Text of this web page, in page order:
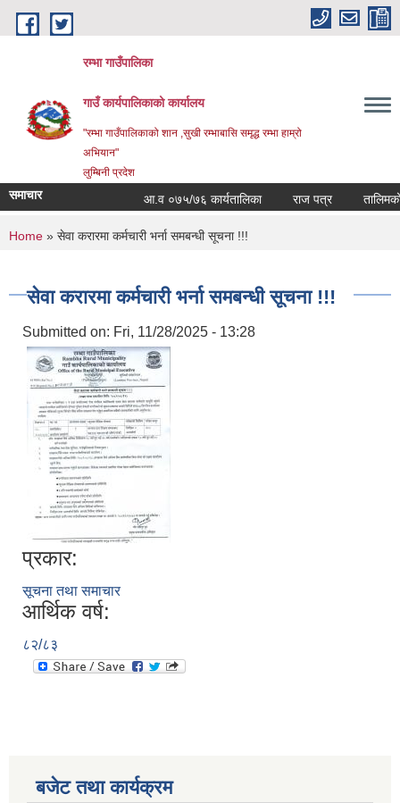
Skip to main content
रम्भा गाउँपालिका
गाउँ कार्यपालिकाको कार्यालय
"रम्भा गाउँपालिकाको शान ,सुखी रम्भाबासि समृद्ध रम्भा हाम्रो
अभियान"
लुम्बिनी प्रदेश
समाचार आ.व ०७५/७६ कार्यतालिका राज पत्र तालिमको
You are here
Home » सेवा करारमा कर्मचारी भर्ना समबन्धी सूचना !!!
सेवा करारमा कर्मचारी भर्ना समबन्धी सूचना !!!
Submitted on: Fri, 11/28/2025 - 13:28
प्रकार:
सूचना तथा समाचार
आर्थिक वर्ष:
८२/८३
बजेट तथा कार्यक्रम